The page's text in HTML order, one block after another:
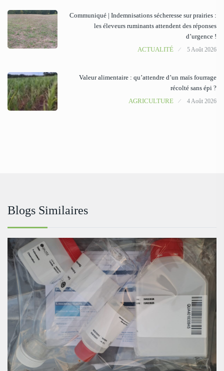
Communiqué | Indemnisations sécheresse sur prairies :
les éleveurs ruminants attendent des réponses
d’urgence !
ACTUALITÉ
5 Août 2026
Valeur alimentaire : qu’attendre d’un maïs fourrage
récolté sans épi ?
AGRICULTURE
4 Août 2026
Blogs Similaires